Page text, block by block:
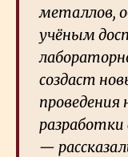
металлов,
учёным
создаст
проведения
—